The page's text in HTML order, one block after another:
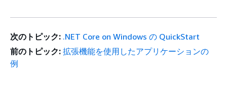
次のトピック: .NET Core on Windows の QuickStart
前のトピック: 拡張機能を使用したアプリケーションの
例